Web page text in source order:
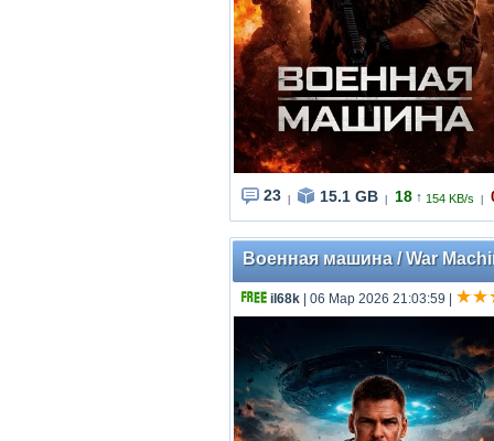
23 15.1 GB 18 ↑ 154 KB/s
Военная машина / War
il68k | 06 Мар 2026 21:03:59